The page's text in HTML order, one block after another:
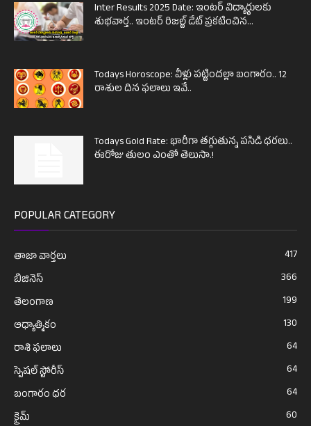
Inter Results 2025 Date: ఇంటర్ విద్యార్థులకు
శుభవార్త.. ఇంటర్ రిజల్ట్ డేట్ ప్రకటించిన...
Todays Horoscope: వీళ్లు పట్టిందల్లా బంగారం.. 12
రాశుల దిన ఫలాలు ఇవే..
Todays Gold Rate: భారీగా తగ్గుతున్న పసిడి ధరలు..
ఈరోజు తులం ఎంతో తెలుసా.!
POPULAR CATEGORY
తాజా వార్తలు
417
బిజినెస్
366
తెలంగాణ
199
ఆధ్యాత్మికం
130
రాశి ఫలాలు
64
స్పెషల్ స్టోరీస్
64
బంగారం ధర
64
క్రైమ్
60